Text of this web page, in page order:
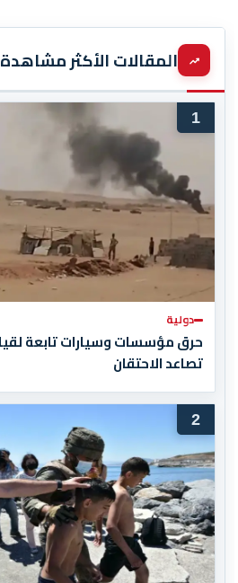
المقالات الأكثر مشاهدة
1
دولية
حرق مؤسسات وسيارات تابعة
تصاعد الاحتقان
2